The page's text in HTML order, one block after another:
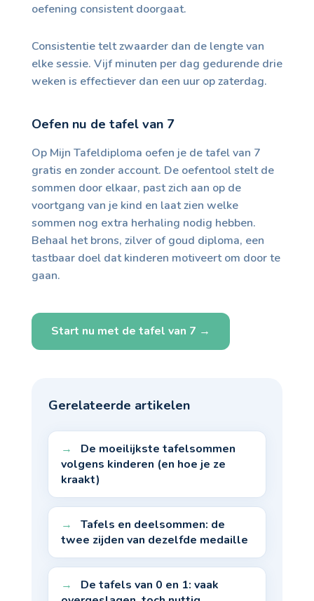
oefening consistent doorgaat.
Consistentie telt zwaarder dan de lengte van
elke sessie. Vijf minuten per dag gedurende drie
weken is effectiever dan een uur op zaterdag.
Oefen nu de tafel van 7
Op Mijn Tafeldiploma oefen je de tafel van 7
gratis en zonder account. De oefentool stelt de
sommen door elkaar, past zich aan op de
voortgang van je kind en laat zien welke
sommen nog extra herhaling nodig hebben.
Behaal het brons, zilver of goud diploma, een
tastbaar doel dat kinderen motiveert om door te
gaan.
Start nu met de tafel van 7 →
Gerelateerde artikelen
De moeilijkste tafelsommen
volgens kinderen (en hoe je ze
kraakt)
Tafels en deelsommen: de
twee zijden van dezelfde medaille
De tafels van 0 en 1: vaak